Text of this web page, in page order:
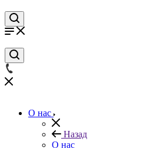
О нас
Назад
О нас